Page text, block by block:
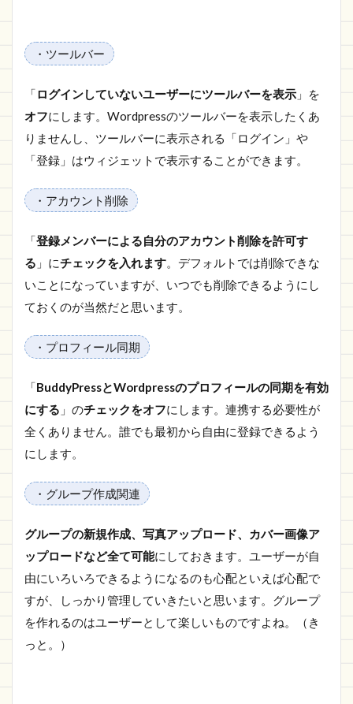
・ツールバー
「ログインしていないユーザーにツールバーを表示 」を
オフにします。Wordpressのツールバーを表示したくあ
りませんし、ツールバーに表示される「ログイン」や
「登録」はウィジェットで表示することができます。
・アカウント削除
「登録メンバーによる自分のアカウント削除を許可す
る 」にチェックを入れます。デフォルトでは削除できな
いことになっていますが、いつでも削除できるようにし
ておくのが当然だと思います。
・プロフィール同期
「BuddyPressとWordpressのプロフィールの同期を有効
にする 」のチェックをオフにします。連携する必要性が
全くありません。誰でも最初から自由に登録できるよう
にします。
・グループ作成関連
グループの新規作成、写真アップロード、カバー画像ア
ップロードなど全て可能にしておきます。ユーザーが自
由にいろいろできるようになるのも心配といえば心配で
すが、しっかり管理していきたいと思います。グループ
を作れるのはユーザーとして楽しいものですよね。（き
っと。）